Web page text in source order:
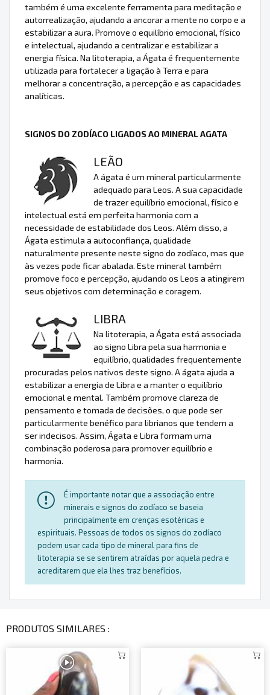
também é uma excelente ferramenta para meditação e
autorrealização, ajudando a ancorar a mente no corpo e a
estabilizar a aura. Promove o equilíbrio emocional, físico
e intelectual, ajudando a centralizar e estabilizar a
energia física. Na litoterapia, a Ágata é frequentemente
utilizada para fortalecer a ligação à Terra e para
melhorar a concentração, a percepção e as capacidades
analíticas.
SIGNOS DO ZODÍACO LIGADOS AO MINERAL AGATA
LEÃO
A ágata é um mineral particularmente
adequado para Leos. A sua capacidade
de trazer equilíbrio emocional, físico e
intelectual está em perfeita harmonia com a
necessidade de estabilidade dos Leos. Além disso, a
Ágata estimula a autoconfiança, qualidade
naturalmente presente neste signo do zodíaco, mas que
às vezes pode ficar abalada. Este mineral também
promove foco e percepção, ajudando os Leos a atingirem
seus objetivos com determinação e coragem.
LIBRA
Na litoterapia, a Ágata está associada
ao signo Libra pela sua harmonia e
equilíbrio, qualidades frequentemente
procuradas pelos nativos deste signo. A ágata ajuda a
estabilizar a energia de Libra e a manter o equilíbrio
emocional e mental. Também promove clareza de
pensamento e tomada de decisões, o que pode ser
particularmente benéfico para librianos que tendem a
ser indecisos. Assim, Ágata e Libra formam uma
combinação poderosa para promover equilíbrio e
harmonia.
É importante notar que a associação entre
minerais e signos do zodíaco se baseia
principalmente em crenças esotéricas e
espirituais. Pessoas de todos os signos do zodíaco
podem usar cada tipo de mineral para fins de
litoterapia se se sentirem atraídas por aquela pedra e
acreditarem que ela lhes traz benefícios.
PRODUTOS SIMILARES :